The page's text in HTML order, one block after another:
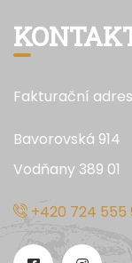
Fakturační
Bavorovská 914
Vodňany 389 01
+420 724 555